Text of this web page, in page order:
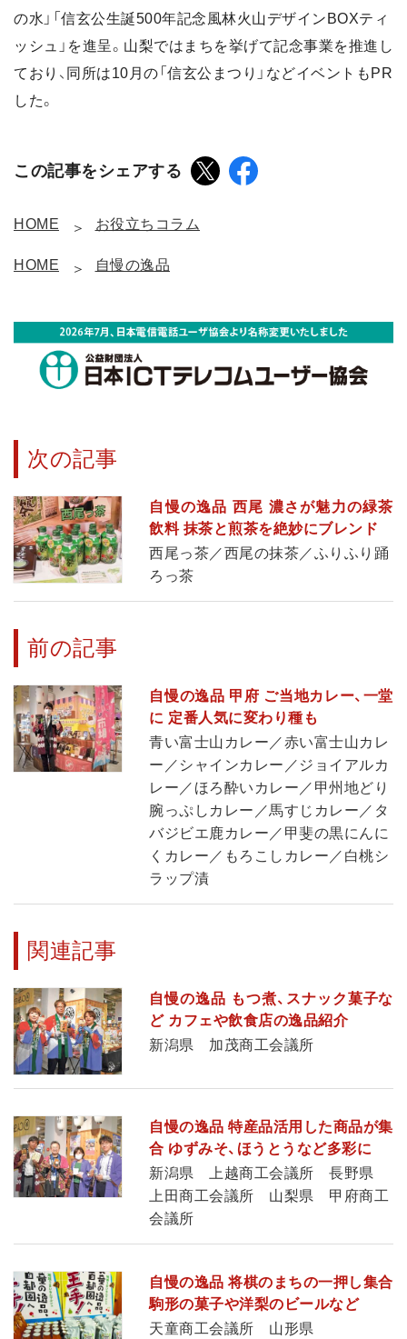
の水」「信玄公生誕500年記念風林火山デザインBOXティ
ッシュ」を進呈。山梨ではまちを挙げて記念事業を推進し
ており、同所は10月の「信玄公まつり」などイベントもPR
した。
この記事をシェアする
HOME お役立ちコラム
HOME 自慢の逸品
次の記事
自慢の逸品 西尾 濃さが魅力の緑茶
飲料 抹茶と煎茶を絶妙にブレンド
西尾っ茶／西尾の抹茶／ふりふり踊
ろっ茶
前の記事
自慢の逸品 甲府 ご当地カレー、一堂
に 定番人気に変わり種も
青い富士山カレー／赤い富士山カレ
ー／シャインカレー／ジョイアルカ
レー／ほろ酔いカレー／甲州地どり
腕っぷしカレー／馬すじカレー／タ
バジビエ鹿カレー／甲斐の黒にんに
くカレー／もろこしカレー／白桃シ
ラップ漬
関連記事
自慢の逸品 もつ煮、スナック菓子な
ど カフェや飲食店の逸品紹介
新潟県 加茂商工会議所
自慢の逸品 特産品活用した商品が集
合 ゆずみそ、ほうとうなど多彩に
新潟県 上越商工会議所 長野県
上田商工会議所 山梨県 甲府商工
会議所
自慢の逸品 将棋のまちの一押し集合
駒形の菓子や洋梨のビールなど
天童商工会議所 山形県